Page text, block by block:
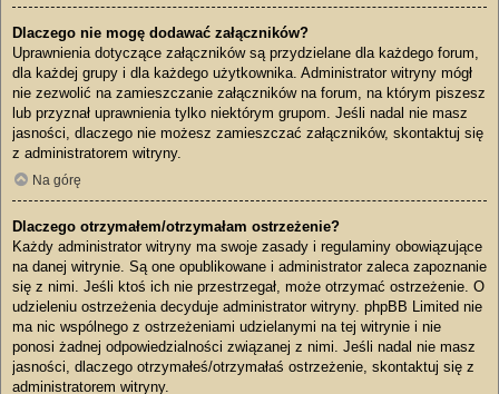
Dlaczego nie mogę dodawać załączników?
Uprawnienia dotyczące załączników są przydzielane dla każdego forum,
dla każdej grupy i dla każdego użytkownika. Administrator witryny mógł
nie zezwolić na zamieszczanie załączników na forum, na którym piszesz
lub przyznał uprawnienia tylko niektórym grupom. Jeśli nadal nie masz
jasności, dlaczego nie możesz zamieszczać załączników, skontaktuj się
z administratorem witryny.
Na górę
Dlaczego otrzymałem/otrzymałam ostrzeżenie?
Każdy administrator witryny ma swoje zasady i regulaminy obowiązujące
na danej witrynie. Są one opublikowane i administrator zaleca zapoznanie
się z nimi. Jeśli ktoś ich nie przestrzegał, może otrzymać ostrzeżenie. O
udzieleniu ostrzeżenia decyduje administrator witryny. phpBB Limited nie
ma nic wspólnego z ostrzeżeniami udzielanymi na tej witrynie i nie
ponosi żadnej odpowiedzialności związanej z nimi. Jeśli nadal nie masz
jasności, dlaczego otrzymałeś/otrzymałaś ostrzeżenie, skontaktuj się z
administratorem witryny.